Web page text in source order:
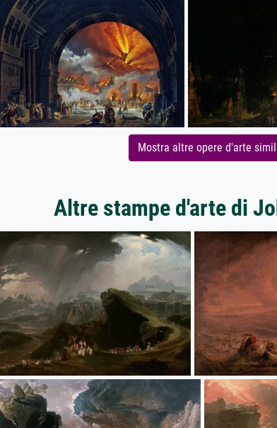
Mostra altre opere d'arte
Altre stampe d'arte di